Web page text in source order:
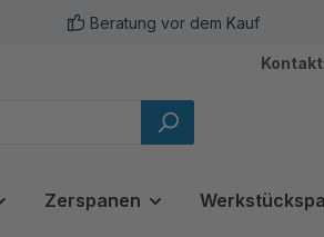
Beratung vor dem Kauf
Zerspanen